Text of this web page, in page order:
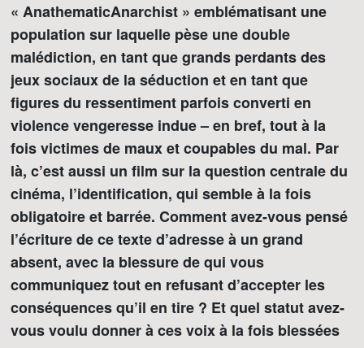
« AnathematicAnarchist » emblématisant une
population sur laquelle pèse une double
malédiction, en tant que grands perdants des
jeux sociaux de la séduction et en tant que
figures du ressentiment parfois converti en
violence vengeresse indue – en bref, tout à la
fois victimes de maux et coupables du mal. Par
là, c’est aussi un film sur la question centrale du
cinéma, l’identification, qui semble à la fois
obligatoire et barrée. Comment avez-vous pensé
l’écriture de ce texte d’adresse à un grand
absent, avec la blessure de qui vous
communiquez tout en refusant d’accepter les
conséquences qu’il en tire ? Et quel statut avez-
vous voulu donner à ces voix à la fois blessées